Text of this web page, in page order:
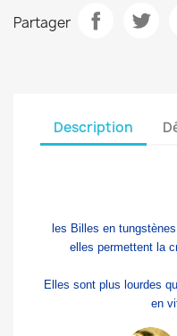
Partager
Description
les Billes en
elles permettent la
Elles sont plus lourdes
en